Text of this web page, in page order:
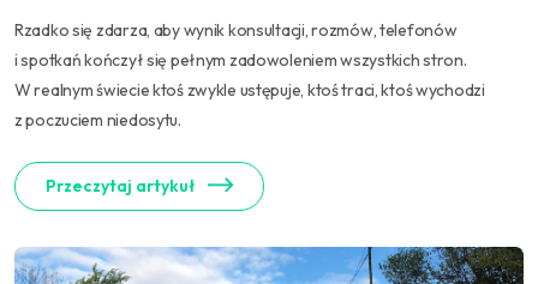
Rzadko się zdarza, aby wynik konsultacji, rozmów, telefonów
i spotkań kończył się pełnym zadowoleniem wszystkich stron.
W realnym świecie ktoś zwykle ustępuje, ktoś traci, ktoś wychodzi
z poczuciem niedosytu.
Przeczytaj artykuł